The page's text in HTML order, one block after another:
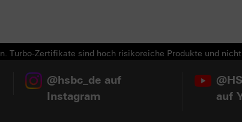
Zertifikate sind hoch risikoreiche Produkte und
@hsbc_de auf
Instagram
auf